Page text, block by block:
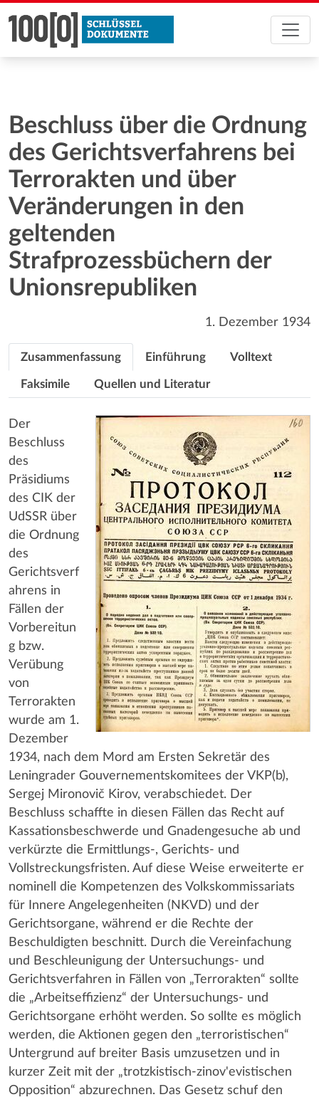
Beschluss über die Ordnung
des Gerichtsverfahrens bei
Terrorakten und über
Veränderungen in den
geltenden
Strafprozessbüchern der
Unionsrepubliken
1. Dezember 1934
Zusammenfassung Einführung Volltext
Faksimile Quellen und Literatur
Der
Beschluss
des
Präsidiums
des CIK der
UdSSR über
die Ordnung
des
Gerichtsverf
ahrens in
Fällen der
Vorbereitun
g bzw.
Verübung
von
Terrorakten
wurde am 1.
Dezember
1934, nach dem Mord am Ersten Sekretär des
Leningrader Gouvernementskomitees der VKP(b),
Sergej Mironovič Kirov, verabschiedet. Der
Beschluss schaffte in diesen Fällen das Recht auf
Kassationsbeschwerde und Gnadengesuche ab und
verkürzte die Ermittlungs-, Gerichts- und
Vollstreckungsfristen. Auf diese Weise erweiterte er
nominell die Kompetenzen des Volkskommissariats
für Innere Angelegenheiten (NKVD) und der
Gerichtsorgane, während er die Rechte der
Beschuldigten beschnitt. Durch die Vereinfachung
und Beschleunigung der Untersuchungs- und
Gerichtsverfahren in Fällen von „Terrorakten“ sollte
die „Arbeitseffizienz“ der Untersuchungs- und
Gerichtsorgane erhöht werden. So sollte es möglich
werden, die Aktionen gegen den „terroristischen“
Untergrund auf breiter Basis umzusetzen und in
kurzer Zeit mit der „trotzkistisch-zinov'evistischen
Opposition“ abzurechnen. Das Gesetz schuf den